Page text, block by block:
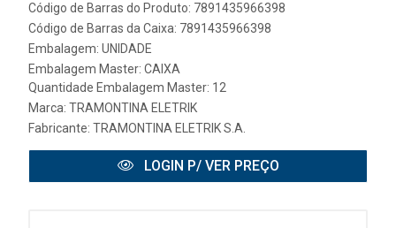
Código de Barras do Produto: 7891435966398
Código de Barras da Caixa: 7891435966398
Embalagem: UNIDADE
Embalagem Master: CAIXA
Quantidade Embalagem Master: 12
Marca: TRAMONTINA ELETRIK
Fabricante: TRAMONTINA ELETRIK S.A.
LOGIN P/ VER PREÇO